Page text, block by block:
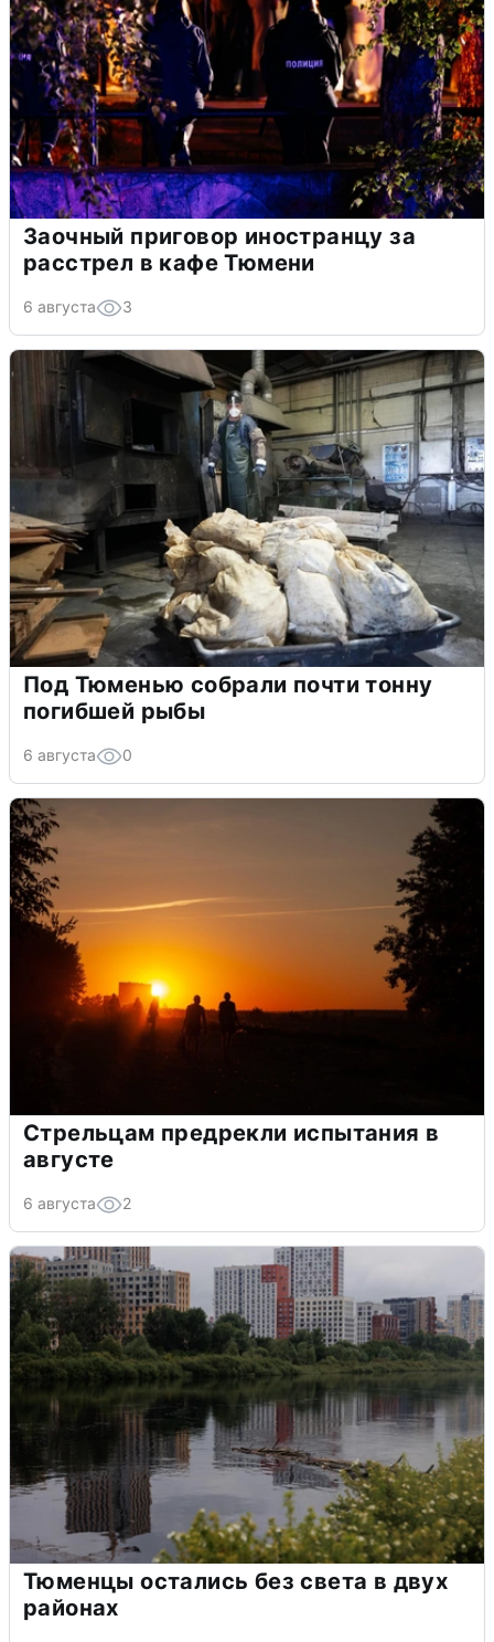
Заочный приговор иностранцу за
расстрел в кафе Тюмени
6 августа 3
Под Тюменью собрали почти тонну
погибшей рыбы
6 августа 0
Стрельцам предрекли испытания в
августе
6 августа 2
Тюменцы остались без света в двух
районах